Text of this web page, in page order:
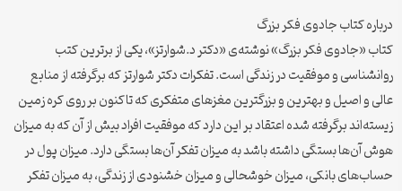
درباره کتاب جادوی فکر بزرگ
کتاب «جادوی فکر بزرگ» نوشته‌ی «دکتر د.شوارتز»، یکی از برترین کتب
روانشناسی و موفقیت در زندگی است. تفکرات دکتر شوارتز که برگرفته از منابع
عالی و اصیل و بهترین و بزرگترین مغزهای متفکری که تاکنون بر روی کره زمین
زیسته‌اند برگرفته شده اعتقاد بر این دارد که موفقیت افراد بیش از آن که به میزان
هوش آن‌ها بستگی داشته باشد به میزان تفکر آن‌ها بستگی دارد. میزان پول در
حساب‌های بانکی، میزان خوشحالی و میزان خشنودی از زندگی، به میزان تفکر